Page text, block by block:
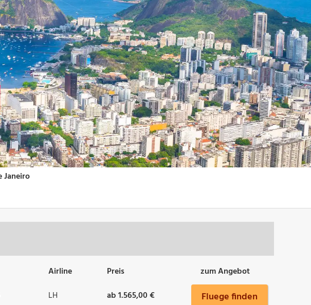
Airline Preis
zum Angebot
LH ab 1.565,00 € Fluege finden